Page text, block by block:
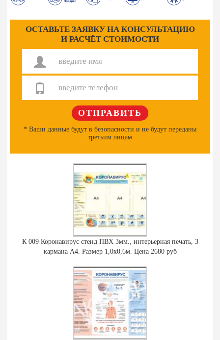
ОСТАВЬТЕ ЗАЯВКУ НА КОНСУЛЬТАЦИЮ
И РАСЧЁТ СТОИМОСТИ
* Ваши данные будут в безопасности и не будут переданы
третьим лицам
К 009 Коронавирус стенд ПВХ 3мм., интерьерная печать, 3
кармана А4. Размер 1,0х0,6м. Цена 2680 руб